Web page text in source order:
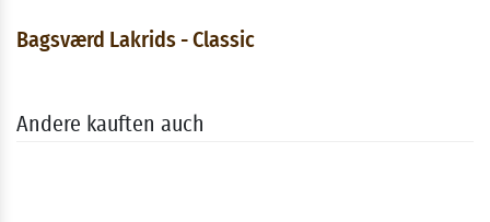
Bagsværd Lakrids - Classic
Andere kauften auch